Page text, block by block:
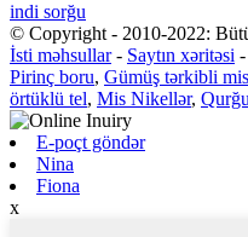
indi sorğu
© Copyright - 2010-2022:
İsti məhsullar- Saytın xəritəsi -
Pirinç boru, Gümüş tərkibli mis
örtüklü tel, Mis Nikellər,
E-poçt göndər
Nina
Fiona
x